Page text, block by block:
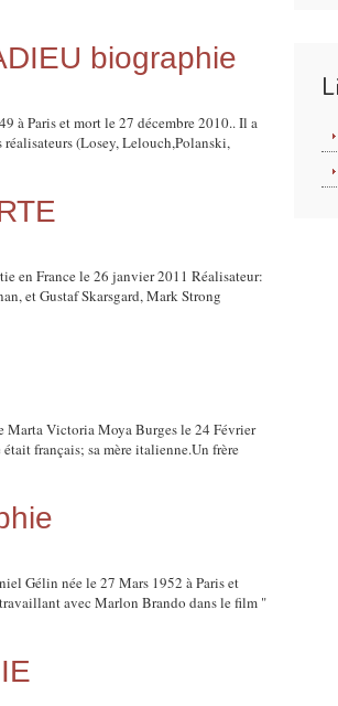
biographie
à Paris et mort le 27 décembre 2010.. Il a
réalisateurs (Losey, Lelouch,Polanski,
en France le 26 janvier 2011 Réalisateur:
et Gustaf Skarsgard, Mark Strong
Marta Victoria Moya Burges le 24 Février
français; sa mère italienne.Un frère
Gélin née le 27 Mars 1952 à Paris et
avec Marlon Brando dans le film "